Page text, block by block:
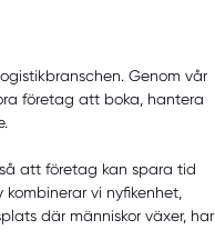
Genom vår
företag att boka, hantera
att företag kan spara tid
vi nyfikenhet,
där människor växer, har